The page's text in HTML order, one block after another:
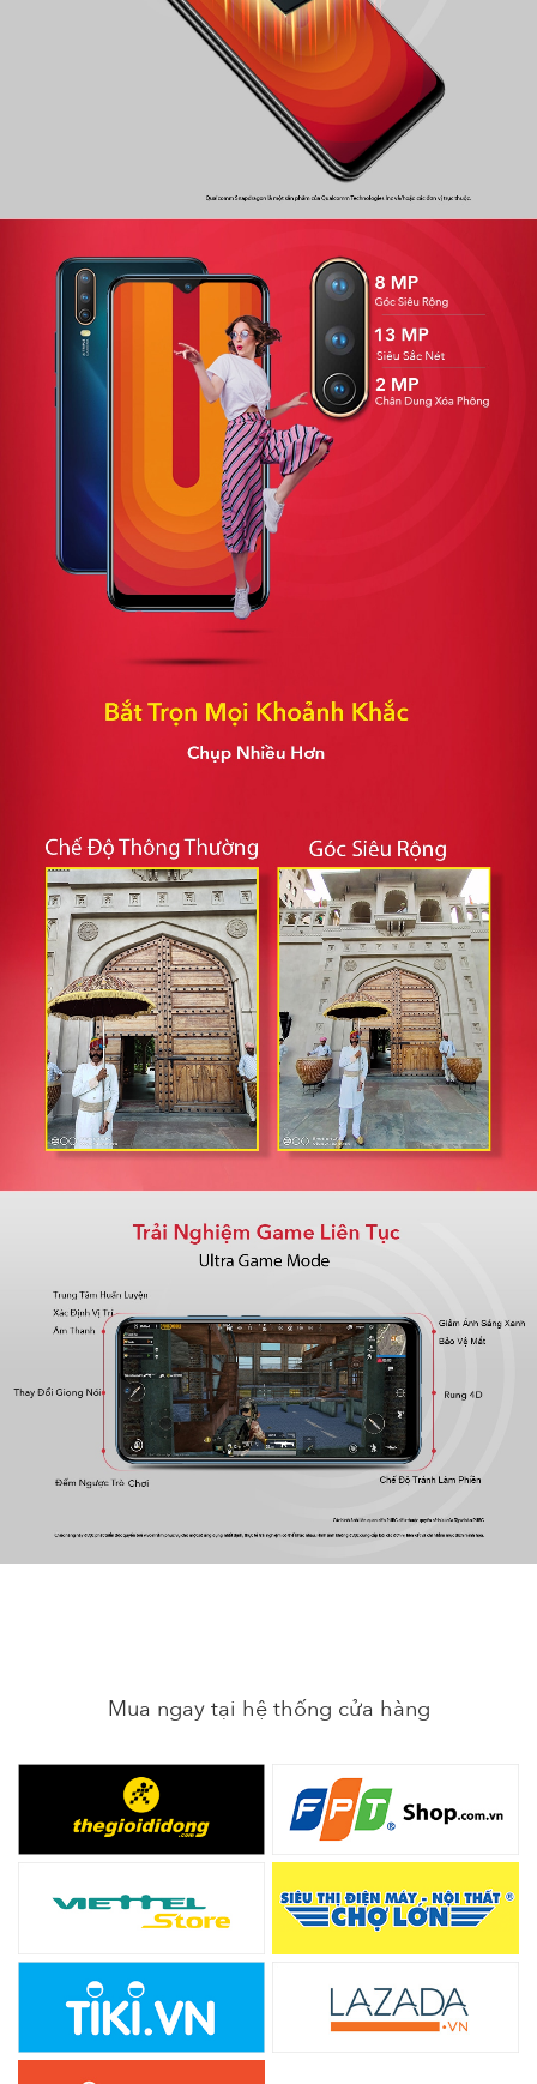
Mua ngay tại hệ thống cửa hàng